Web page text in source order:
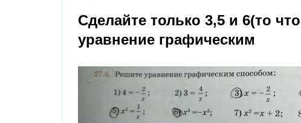
Сделайте только 3,5 и 6(то
уравнение графическим